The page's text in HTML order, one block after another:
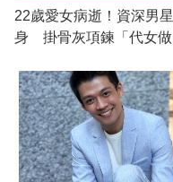
22歲愛女病逝！資深男
身 掛骨灰項鍊「代女做